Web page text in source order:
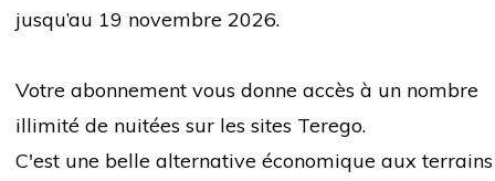
jusqu’au 19 novembre 2026.
Votre abonnement vous donne accès à un nombre
illimité de nuitées sur les sites Terego.
C'est une belle alternative économique aux terrains